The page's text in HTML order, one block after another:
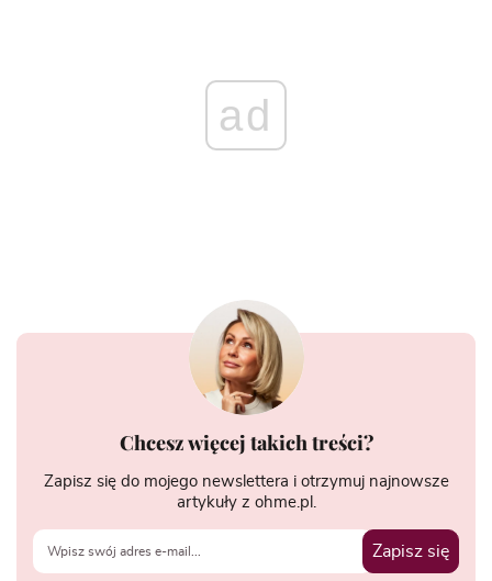
ad
Chcesz więcej takich treści?
Zapisz się do mojego newslettera i otrzymuj najnowsze
artykuły z ohme.pl.
Zapisz się